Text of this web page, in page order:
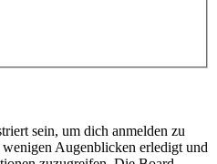
sein, um dich anmelden zu
Augenblicken erledigt und